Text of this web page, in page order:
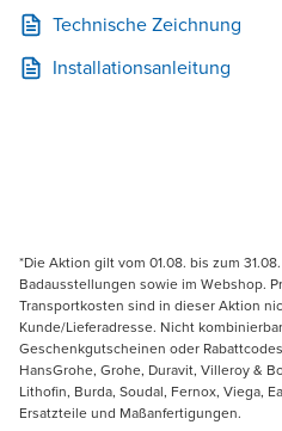
Technische Zeichnung
Installationsanleitung
*Die Aktion gilt vom 01.08. bis zum
Badausstellungen sowie im Webshop.
Transportkosten sind in dieser Aktion
Kunde/Lieferadresse. Nicht
Geschenkgutscheinen oder
HansGrohe, Grohe, Duravit, Villeroy &
Lithofin, Burda, Soudal, Fernox, Viega,
Ersatzteile und Maßanfertigungen.